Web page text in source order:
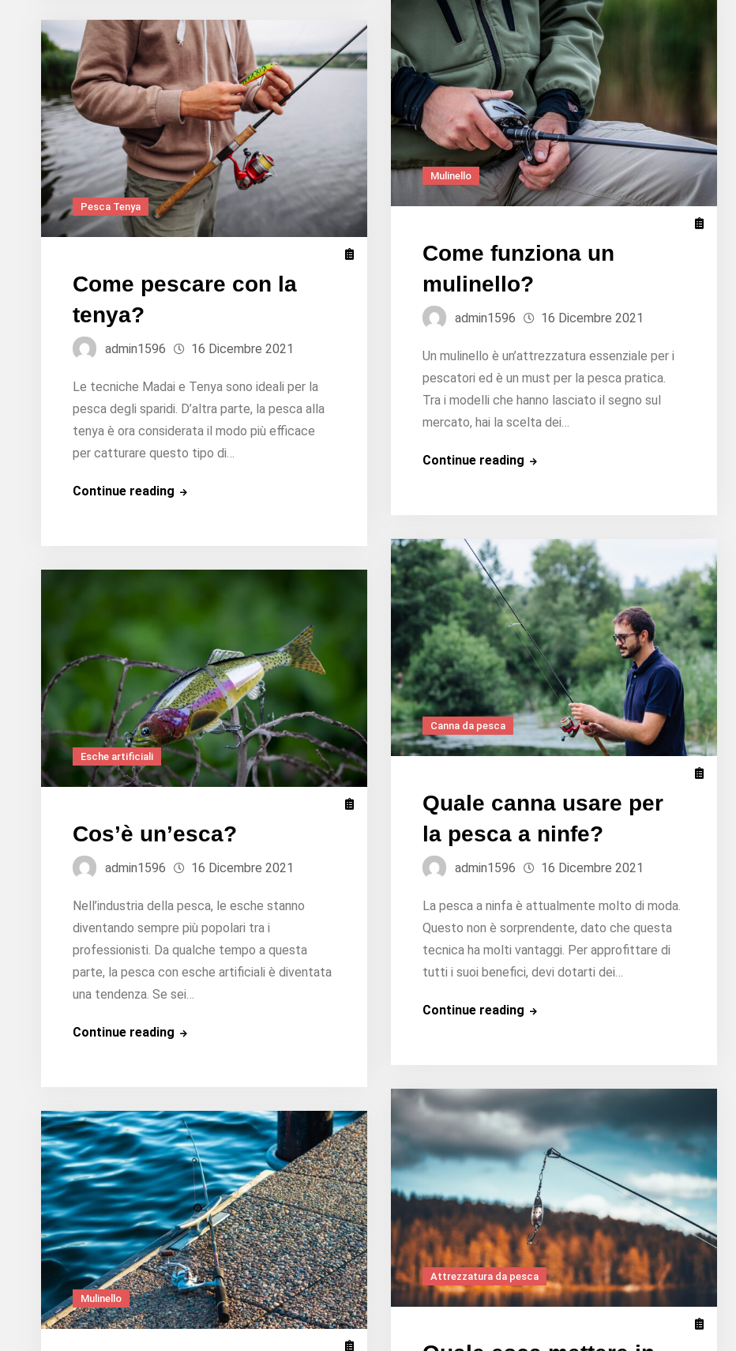
Mulinello
Come funziona un
mulinello?
admin1596 16 Dicembre 2021
Un mulinello è un’attrezzatura essenziale per i
pescatori ed è un must per la pesca pratica.
Tra i modelli che hanno lasciato il segno sul
mercato, hai la scelta dei…
Continue reading Come
Pesca Tenya
Come pescare con la
tenya?
admin1596 16 Dicembre 2021
Le tecniche Madai e Tenya sono ideali per la
pesca degli sparidi. D’altra parte, la pesca alla
tenya è ora considerata il modo più efficace
per catturare questo tipo di…
Continue reading Come
Canna da pesca
Quale canna usare per
la pesca a ninfe?
admin1596 16 Dicembre 2021
La pesca a ninfa è attualmente molto di moda.
Questo non è sorprendente, dato che questa
tecnica ha molti vantaggi. Per approfittare di
tutti i suoi benefici, devi dotarti dei…
Continue reading Quale
pesca
a
ninfe?
Esche artificiali
Cos’è un’esca?
admin1596 16 Dicembre 2021
Nell’industria della pesca, le esche stanno
diventando sempre più popolari tra i
professionisti. Da qualche tempo a questa
parte, la pesca con esche artificiali è diventata
una tendenza. Se sei…
Continue reading Cos’è
Attrezzatura da pesca
Mulinello